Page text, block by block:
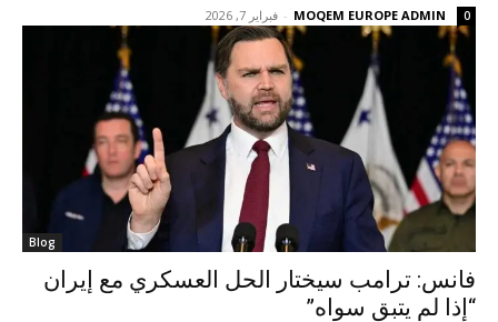
MOQEM EUROPE ADMIN
- فبراير 7, 2026 0
Blog
فانس: ترامب سيختار الحل العسكري مع إيران
“إذا لم يتبق سواه”